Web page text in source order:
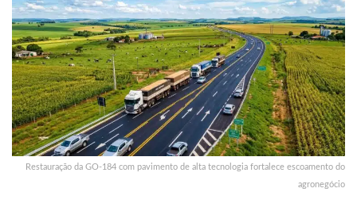
Restauração da GO-184 com pavimento de alta tecnologia fortalece escoamento do
agronegócio